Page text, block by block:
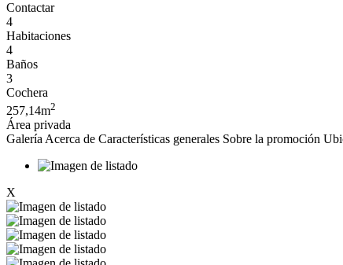
Contactar
4
Habitaciones
4
Baños
3
Cochera
257,14m2
Área privada
Galería Acerca de Características generales Sobre la promoción
X